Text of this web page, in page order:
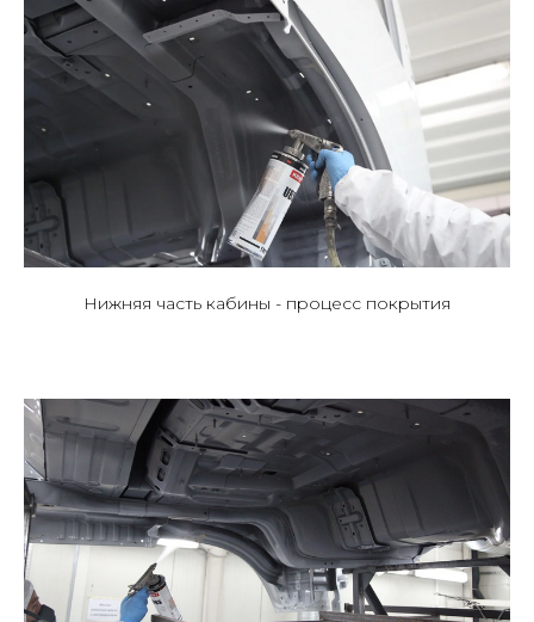
Нижняя часть кабины - процесс покрытия